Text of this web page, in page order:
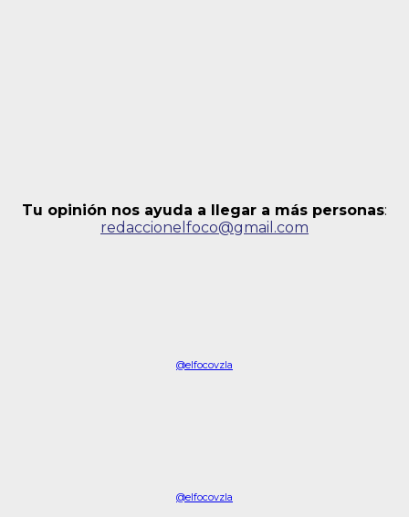
Tu opinión nos ayuda a llegar a más personas:
redaccionelfoco@gmail.com
@elfocovzla
@elfocovzla